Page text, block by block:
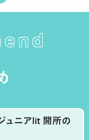
ュニアlit 開所の